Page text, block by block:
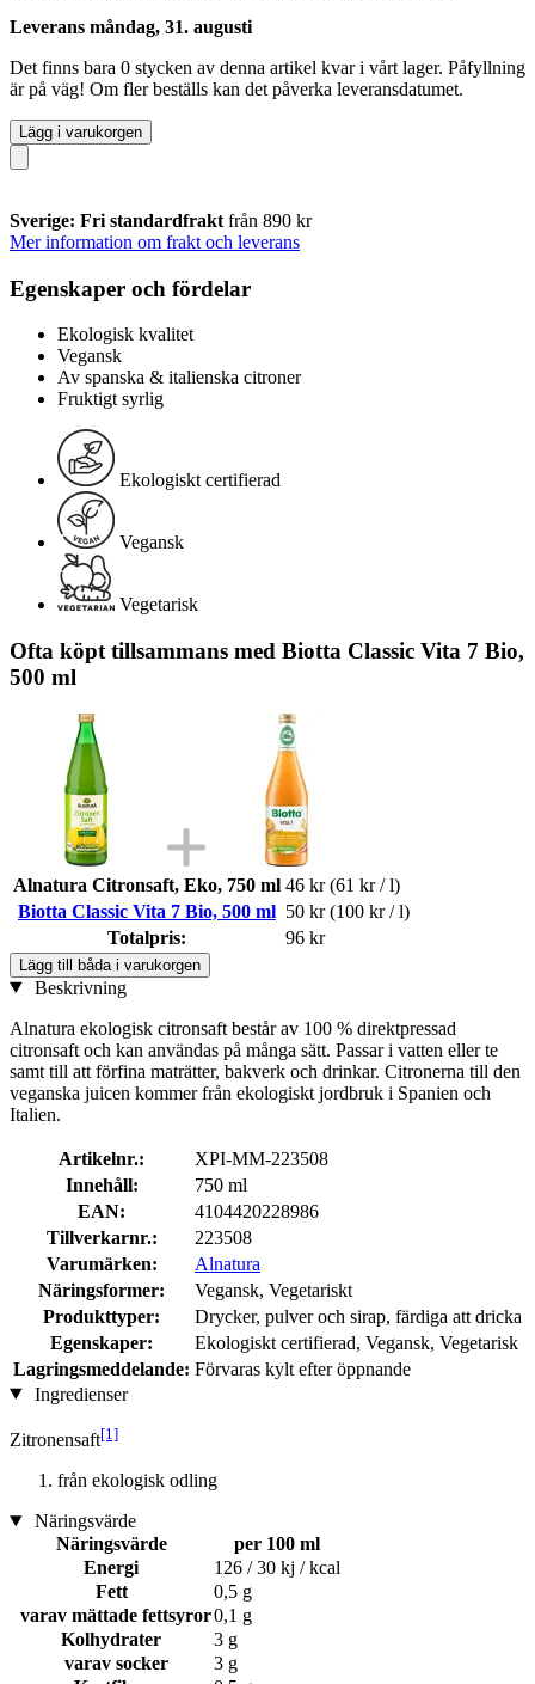
Leverans måndag, 31. augusti
Det finns bara 0 stycken av denna artikel kvar i vårt lager. Påfyllning
är på väg! Om fler beställs kan det påverka leveransdatumet.
Lägg i varukorgen
Sverige: Fri standardfrakt från 890 kr
Mer information om frakt och leverans
Egenskaper och fördelar
Ekologisk kvalitet
Vegansk
Av spanska & italienska citroner
Fruktigt syrlig
Ekologiskt certifierad
Vegansk
Vegetarisk
Ofta köpt tillsammans med Biotta Classic Vita 7 Bio,
500 ml
Alnatura Citronsaft, Eko, 750 ml 46 kr (61 kr / l)
Biotta Classic Vita 7 Bio, 500 ml 50 kr (100 kr / l)
Totalpris:
96 kr
Lägg till båda i varukorgen
Beskrivning
Alnatura ekologisk citronsaft består av 100 % direktpressad
citronsaft och kan användas på många sätt. Passar i vatten eller te
samt till att förfina maträtter, bakverk och drinkar. Citronerna till den
veganska juicen kommer från ekologiskt jordbruk i Spanien och
Italien.
Artikelnr.:
XPI-MM-223508
Innehåll:
750 ml
EAN:
4104420228986
Tillverkarnr.:
223508
Varumärken:
Alnatura
Näringsformer:
Vegansk, Vegetariskt
Produkttyper:
Drycker, pulver och sirap, färdiga att dricka
Egenskaper:
Ekologiskt certifierad, Vegansk, Vegetarisk
Lagringsmeddelande: Förvaras kylt efter öppnande
Ingredienser
Zitronensaft[1]
från ekologisk odling
Näringsvärde
Näringsvärde
per 100 ml
Energi
126 / 30 kj / kcal
Fett
0,5 g
varav mättade fettsyror0,1 g
Kolhydrater
3 g
varav socker
3 g